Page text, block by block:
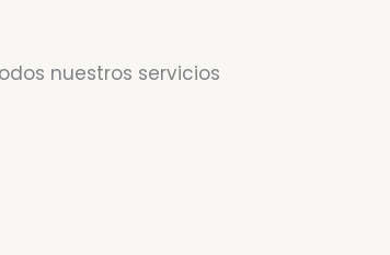
nuestros servicios